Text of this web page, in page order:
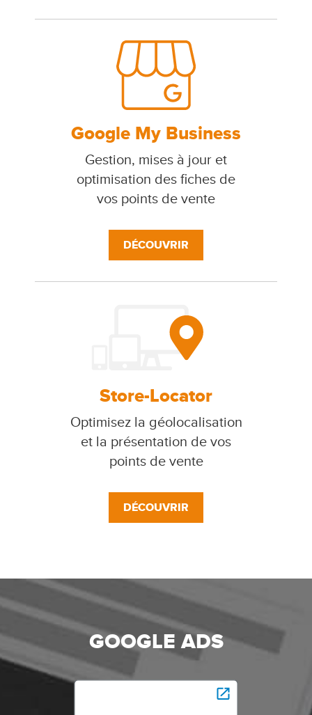
Google My Business
Gestion, mises à jour et
optimisation des fiches de
vos points de vente
DÉCOUVRIR
Store-Locator
Optimisez la géolocalisation
et la présentation de vos
points de vente
DÉCOUVRIR
GOOGLE ADS